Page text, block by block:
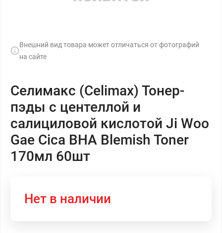
Внешний вид товара может отличаться от фотографий
на сайте
Селимакс (Celimax) Тонер-
пэды с центеллой и
салициловой кислотой Ji Woo
Gae Cica BHA Blemish Toner
170мл 60шт
Нет в наличии